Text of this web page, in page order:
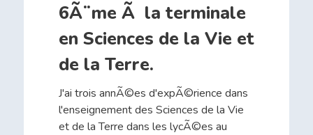
6Ã¨me Ã la terminale
en Sciences de la Vie et
de la Terre.
J'ai trois annÃ©es d'expÃ©rience dans
l'enseignement des Sciences de la Vie
et de la Terre dans les lycÃ©es au